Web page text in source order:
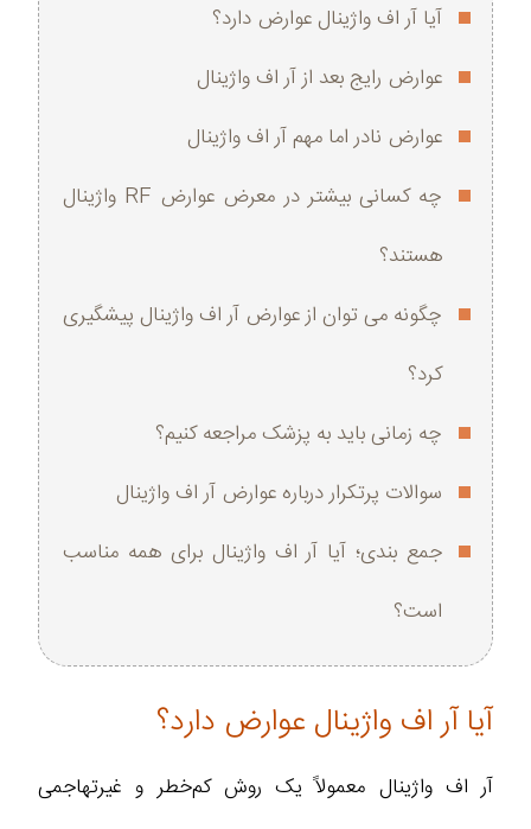
آیا آر اف واژینال عوارض دارد؟
عوارض رایج بعد از آر اف واژینال
عوارض نادر اما مهم آر اف واژینال
چه کسانی بیشتر در معرض عوارض RF واژینال
هستند؟
چگونه می‌ توان از عوارض آر اف واژینال پیشگیری
کرد؟
چه زمانی باید به پزشک مراجعه کنیم؟
سوالات پرتکرار درباره عوارض آر اف واژینال
جمع‌ بندی؛ آیا آر اف واژینال برای همه مناسب
است؟
آیا آر اف واژینال عوارض دارد؟
آر اف واژینال معمولاً یک روش کم‌خطر و غیرتهاجمی